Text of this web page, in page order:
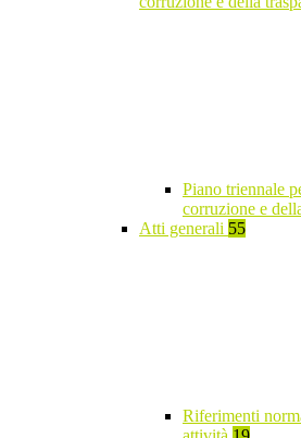
Piano triennale
corruzione e
Atti generali 55
Riferimenti